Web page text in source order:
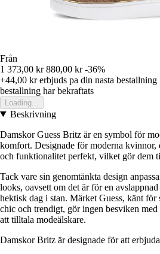
Från
1 373,00 kr 880,00 kr -36%
+44,00 krerbjuds pa din nasta bestallning
bestallning har bekraftats
Loading...
Beskrivning
Damskor Guess Britz är en symbol för
komfort. Designade för moderna kvinnor,
och funktionalitet perfekt, vilket gör dem
Tack vare sin genomtänkta design
looks, oavsett om det är för en
hektisk dag i stan. Märket Guess, känt för
chic och trendigt, gör ingen besviken
att tilltala modeälskare.
Damskor Britz är designade för att